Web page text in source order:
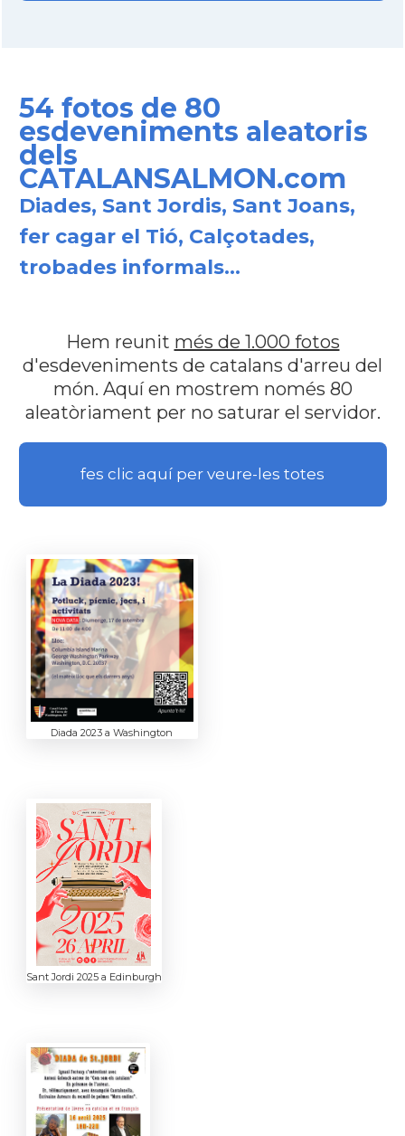
54 fotos de 80
esdeveniments aleatoris
dels
CATALANSALMON.com
Diades, Sant Jordis, Sant Joans,
fer cagar el Tió, Calçotades,
trobades informals...
Hem reunit més de 1.000 fotos
d'esdeveniments de catalans d'arreu del
món. Aquí en mostrem només 80
aleatòriament per no saturar el servidor.
fes clic aquí per veure-les totes
Diada 2023 a Washington
Sant Jordi 2025 a Edinburgh